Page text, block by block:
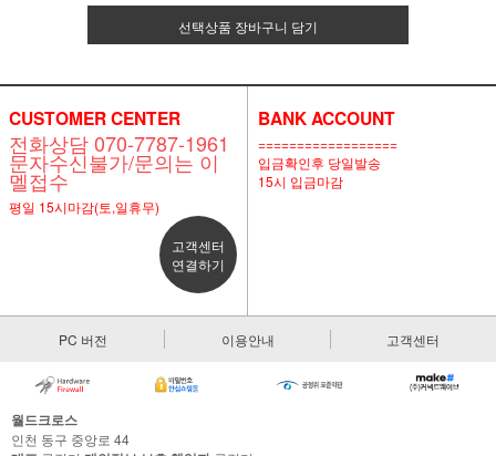
선택상품 장바구니 담기
CUSTOMER CENTER
전화상담 070-7787-1961
문자수신불가/문의는 이
멜접수
평일 15시마감(토,일휴무)
고객센터
연결하기
BANK ACCOUNT
==================
입금확인후 당일발송
15시 입금마감
PC 버전 이용안내 고객센터
월드크로스
인천 동구 중앙로 44